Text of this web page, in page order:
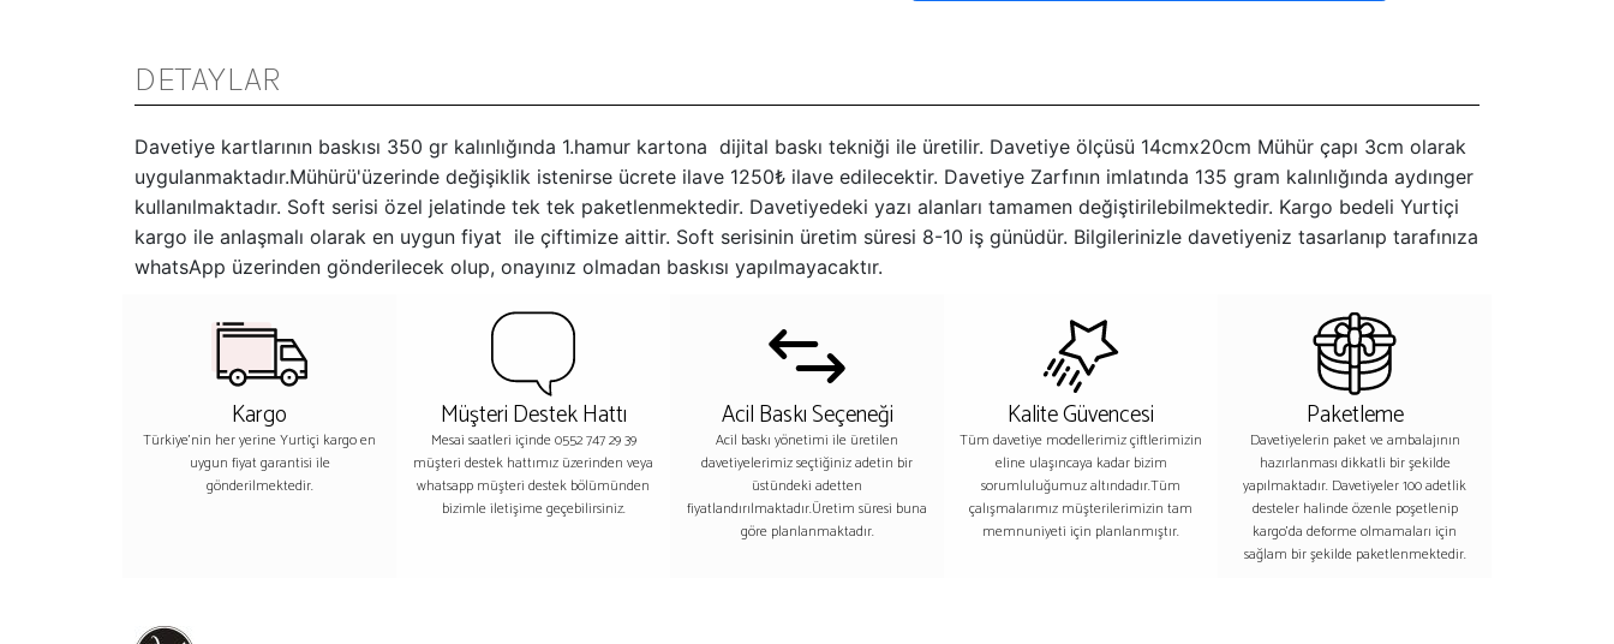
DETAYLAR
Davetiye kartlarının baskısı 350 gr kalınlığında 1.hamur kartona dijital baskı tekniği ile üretilir. Davetiye ölçüsü 14cmx20cm Mühür çapı 3cm olarak
uygulanmaktadır.Mühürü'üzerinde değişiklik istenirse ücrete ilave 1250₺ ilave edilecektir. Davetiye Zarfının imlatında 135 gram kalınlığında aydınger
kullanılmaktadır. Soft serisi özel jelatinde tek tek paketlenmektedir. Davetiyedeki yazı alanları tamamen değiştirilebilmektedir. Kargo bedeli Yurtiçi
kargo ile anlaşmalı olarak en uygun fiyat ile çiftimize aittir. Soft serisinin üretim süresi 8-10 iş günüdür. Bilgilerinizle davetiyeniz tasarlanıp tarafınıza
whatsApp üzerinden gönderilecek olup, onayınız olmadan baskısı yapılmayacaktır.
Kargo
Türkiye'nin her yerine Yurtiçi kargo en
uygun fiyat garantisi ile
gönderilmektedir.
Müşteri Destek Hattı
Mesai saatleri içinde 0552 747 29 39
müşteri destek hattımız üzerinden veya
whatsapp müşteri destek bölümünden
bizimle iletişime geçebilirsiniz.
Acil Baskı Seçeneği
Acil baskı yönetimi ile üretilen
davetiyelerimiz seçtiğiniz adetin bir
üstündeki adetten
fiyatlandırılmaktadır.Üretim süresi buna
göre planlanmaktadır.
Kalite Güvencesi
Tüm davetiye modellerimiz çiftlerimizin
eline ulaşıncaya kadar bizim
sorumluluğumuz altındadır.Tüm
çalışmalarımız müşterilerimizin tam
memnuniyeti için planlanmıştır.
Paketleme
Davetiyelerin paket ve ambalajının
hazırlanması dikkatli bir şekilde
yapılmaktadır. Davetiyeler 100 adetlik
desteler halinde özenle poşetlenip
kargo’da deforme olmamaları için
sağlam bir şekilde paketlenmektedir.